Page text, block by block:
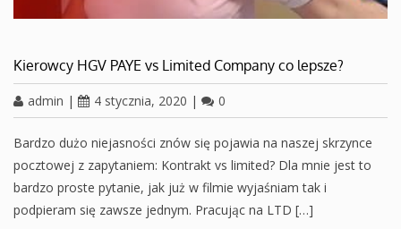
Kierowcy HGV PAYE vs Limited Company co lepsze?
admin | 4 stycznia, 2020 | 0
Bardzo dużo niejasności znów się pojawia na naszej skrzynce
pocztowej z zapytaniem: Kontrakt vs limited? Dla mnie jest to
bardzo proste pytanie, jak już w filmie wyjaśniam tak i
podpieram się zawsze jednym. Pracując na LTD […]